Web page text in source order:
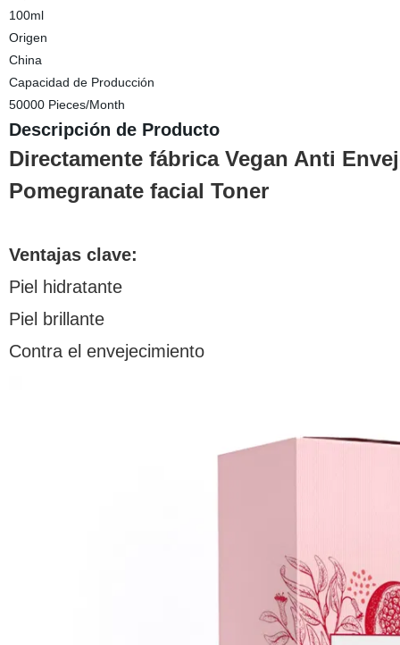
100ml
Origen
China
Capacidad de Producción
50000 Pieces/Month
Descripción de Producto
Directamente fábrica Vegan Anti
Pomegranate facial Toner
Ventajas clave:
Piel hidratante
Piel brillante
Contra el envejecimiento